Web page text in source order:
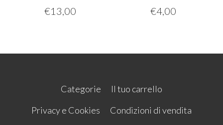
€13,00 €4,00
Categorie
Il tuo carrello
Privacy e Cookies
Condizioni di vendita